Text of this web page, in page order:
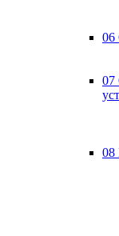
06
07
08